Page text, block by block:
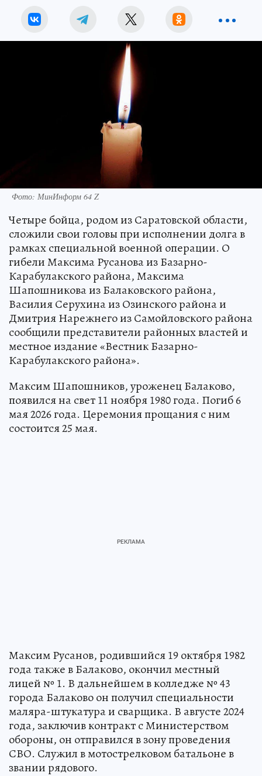
Фото: МинИнформ 64 Z
Четыре бойца, родом из Саратовской области,
сложили свои головы при исполнении долга в
рамках специальной военной операции. О
гибели Максима Русанова из Базарно-
Карабулакского района, Максима
Шапошникова из Балаковского района,
Василия Серухина из Озинского района и
Дмитрия Нарежнего из Самойловского района
сообщили представители районных властей и
местное издание «Вестник Базарно-
Карабулакского района».
Максим Шапошников, уроженец Балаково,
появился на свет 11 ноября 1980 года. Погиб 6
мая 2026 года. Церемония прощания с ним
состоится 25 мая.
Максим Русанов, родившийся 19 октября 1982
года также в Балаково, окончил местный
лицей № 1. В дальнейшем в колледже № 43
города Балаково он получил специальности
маляра-штукатура и сварщика. В августе 2024
года, заключив контракт с Министерством
обороны, он отправился в зону проведения
СВО. Служил в мотострелковом батальоне в
звании рядового.